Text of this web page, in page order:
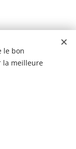
Cookies
le bon
la meilleure